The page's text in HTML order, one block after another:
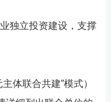
独立投资建设，支撑
体联合共建”模式）